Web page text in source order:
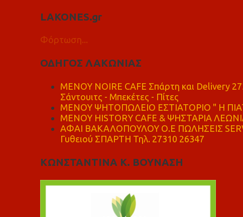
LAKONES.gr
Φόρτωση...
ΟΔΗΓΟΣ ΛΑΚΩΝΙΑΣ
MENOY NOIRE CAFE Σπάρτη και
Σάντουιτς - Μπεκέτες - Πίτες
ΜΕΝΟΥ ΨΗΤΟΠΩΛΕΙΟ ΕΣΤΙΑΤΟΡΙΟ " Η
ΜΕΝΟΥ HISTORY CAFE & ΨΗΣΤΑΡΙΑ
ΑΦΑΙ ΒΑΚΑΛΟΠΟΥΛΟΥ Ο.Ε ΠΩΛΗΣΕΙΣ
Γυθειού ΣΠΑΡΤΗ Τηλ. 27310 26347
ΚΩΝΣΤΑΝΤΙΝΑ Κ. ΒΟΥΝΑΣΗ